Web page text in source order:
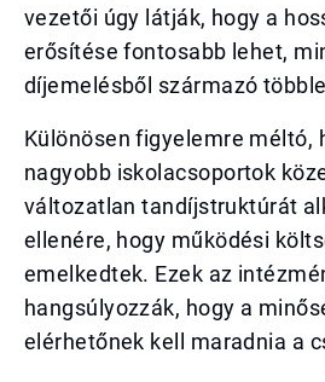
vezetői úgy látják, hogy a
erősítése fontosabb lehet,
díjemelésből származó
Különösen figyelemre méltó,
nagyobb iskolacsoportok
változatlan tandíjstruktúrát
ellenére, hogy működési
emelkedtek. Ezek az
hangsúlyozzák, hogy a
elérhetőnek kell maradnia a